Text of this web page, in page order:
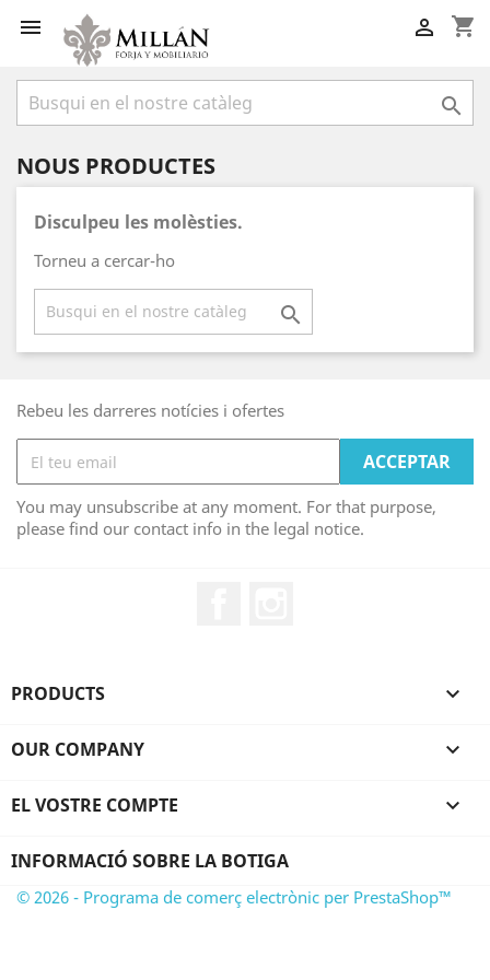
 shopping_cart


NOUS PRODUCTES
Disculpeu les molèsties.
Torneu a cercar-ho

Rebeu les darreres notícies i ofertes
You may unsubscribe at any moment. For that purpose,
please find our contact info in the legal notice.
PRODUCTS 
OUR COMPANY 
EL VOSTRE COMPTE 
INFORMACIÓ SOBRE LA BOTIGA
© 2026 - Programa de comerç electrònic per PrestaShop™